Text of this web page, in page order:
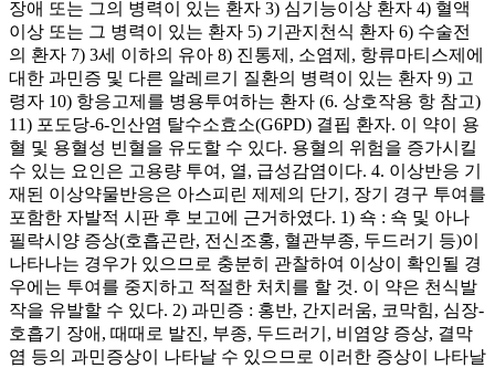
장애 또는 그의 병력이 있는 환자 3) 심기능이상 환자 4) 혈액
이상 또는 그 병력이 있는 환자 5) 기관지천식 환자 6) 수술전
의 환자 7) 3세 이하의 유아 8) 진통제, 소염제, 항류마티스제에
대한 과민증 및 다른 알레르기 질환의 병력이 있는 환자 9) 고
령자 10) 항응고제를 병용투여하는 환자 (6. 상호작용 항 참고)
11) 포도당-6-인산염 탈수소효소(G6PD) 결핍 환자. 이 약이 용
혈 및 용혈성 빈혈을 유도할 수 있다. 용혈의 위험을 증가시킬
수 있는 요인은 고용량 투여, 열, 급성감염이다. 4. 이상반응 기
재된 이상약물반응은 아스피린 제제의 단기, 장기 경구 투여를
포함한 자발적 시판 후 보고에 근거하였다. 1) 쇽 : 쇽 및 아나
필락시양 증상(호흡곤란, 전신조홍, 혈관부종, 두드러기 등)이
나타나는 경우가 있으므로 충분히 관찰하여 이상이 확인될 경
우에는 투여를 중지하고 적절한 처치를 할 것. 이 약은 천식발
작을 유발할 수 있다. 2) 과민증 : 홍반, 간지러움, 코막힘, 심장-
호흡기 장애, 때때로 발진, 부종, 두드러기, 비염양 증상, 결막
염 등의 과민증상이 나타날 수 있으므로 이러한 증상이 나타날